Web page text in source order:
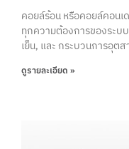
คอยล์ร้อน หรือคอยล์คอนเ
ทุกความต้องการของระบ
เย็น, และ กระบวนการอุต
ดูรายละเอียด »